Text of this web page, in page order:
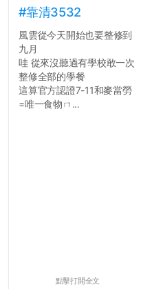
長作弊的風氣。
反正老人我明天就要搬離新
竹，之後如何發展與我無
關，就當最後一天發個牢騷
吧XD，祝學弟妹們修課順利
~~...
#靠清3532
風雲從今天開始也要整修到
九月
哇 從來沒聽過有學校敢一次
整修全部的學餐
這算官方認證7-11和麥當勞
=唯一食物ㄇ...
點擊打開全文